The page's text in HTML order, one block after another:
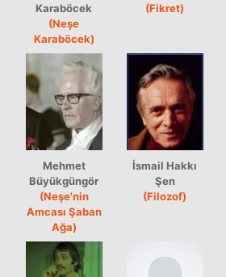
Karaböcek
(Neşe
Karaböcek)
(Fikret)
Mehmet
Büyükgüngör
(Neşe'nin
Amcası Şaban
Ağa)
İsmail Hakkı
Şen
(Filozof)